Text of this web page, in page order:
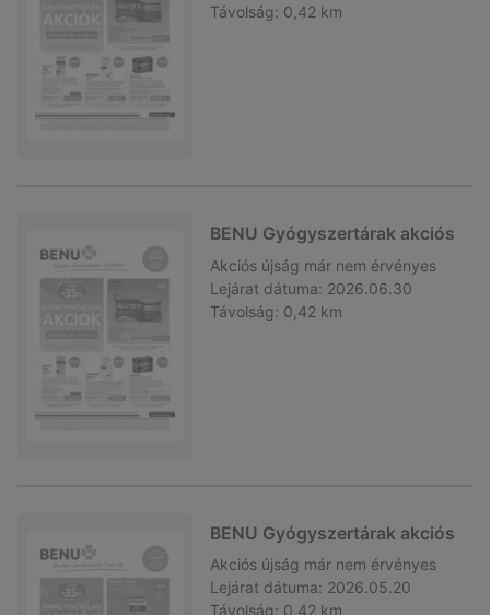
Távolság: 0,42 km
BENU Gyógyszertárak akciós
Akciós újság már nem érvényes
Lejárat dátuma: 2026.06.30
Távolság: 0,42 km
BENU Gyógyszertárak akciós
Akciós újság már nem érvényes
Lejárat dátuma: 2026.05.20
Távolság: 0,42 km